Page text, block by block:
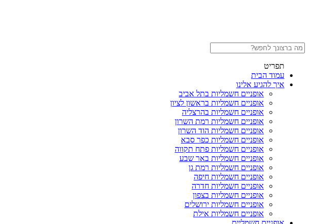
תפריט
עמוד הבית
איך להגיע אלינו
אופניים חשמליות בתל אביב
אופניים חשמליות בראשון לציון
אופניים חשמליות בהרצליה
אופניים חשמליות רמת השרון
אופניים חשמליות הוד השרון
אופניים חשמליות כפר סבא
אופניים חשמליות פתח תקווה
אופניים חשמליות באר שבע
אופניים חשמליות רמת גן
אופניים חשמליות חיפה
אופניים חשמליות חדרה
אופניים חשמליות בצפון
אופניים חשמליות ירושלים
אופניים חשמליות אילת